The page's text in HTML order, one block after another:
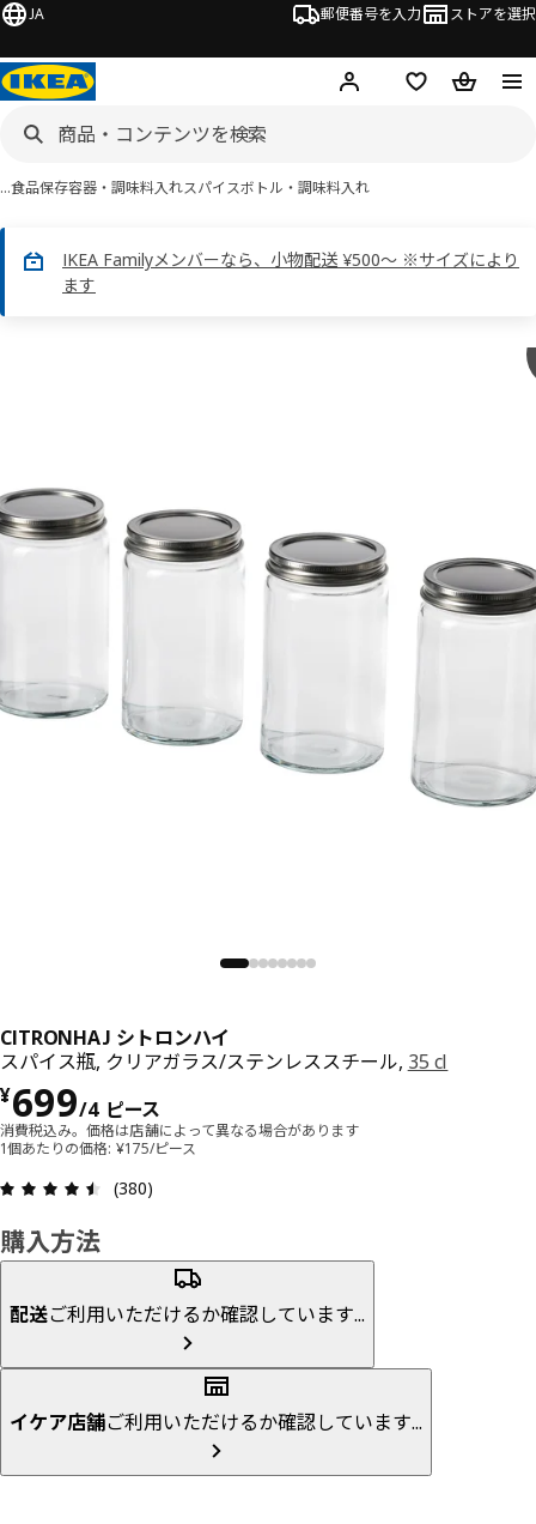
JA 郵便番号を入力 ストアを選択
ログイン・新規入会
欲しいものリスト
カート
…食品保存容器・調味料入れスパイスボトル・調味料入れ
IKEA Familyメンバーなら、小物配送 ¥500～ ※サイズにより
ます
CITRONHAJ シトロンハイ
スパイス瓶, クリアガラス/ステンレススチール, 35 cl
¥699/4 ピース
価格 ¥ 699/4 ピース
消費税込み。価格は店舗によって異なる場合があります
1個あたりの価格: ¥175/ピース
(380)
購入方法
配送ご利用いただけるか確認しています...
イケア店舗ご利用いただけるか確認しています...